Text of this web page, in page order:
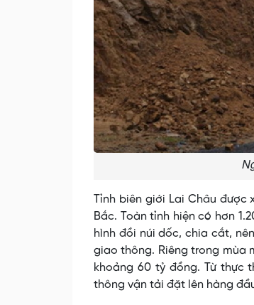
Tỉnh biên giới Lai Châu được
Bắc. Toàn tỉnh hiện có hơn
hình đồi núi dốc, chia cắt,
giao thông. Riêng trong mùa
khoảng 60 tỷ đồng. Từ thực
thông vận tải đặt lên hàng